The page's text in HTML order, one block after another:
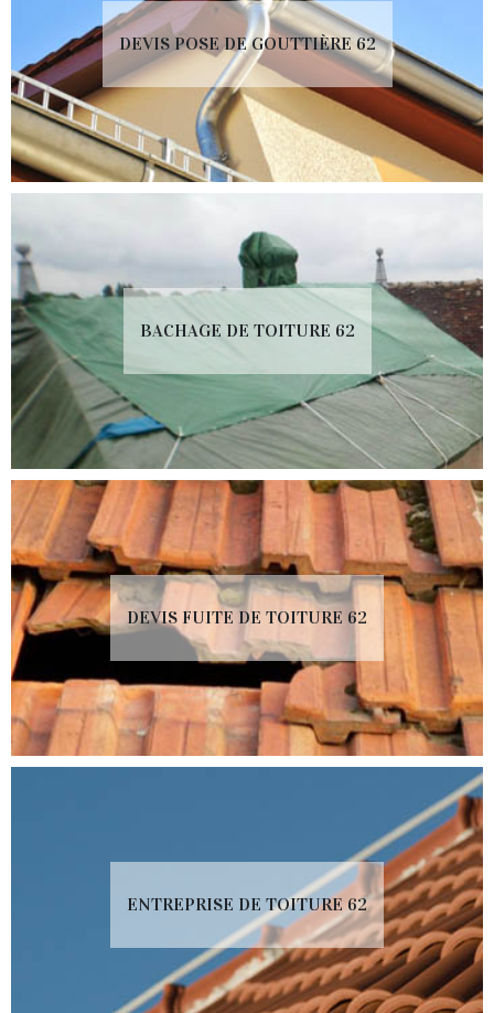
DEVIS POSE DE GOUTTIÈRE 62
BACHAGE DE TOITURE 62
DEVIS FUITE DE TOITURE 62
ENTREPRISE DE TOITURE 62